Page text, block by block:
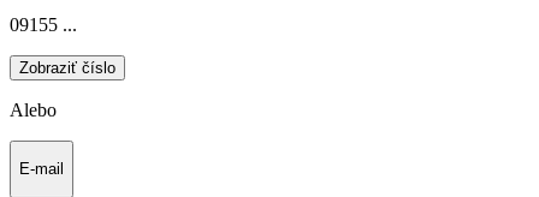
09155 ...
Zobraziť číslo
Alebo
E-mail